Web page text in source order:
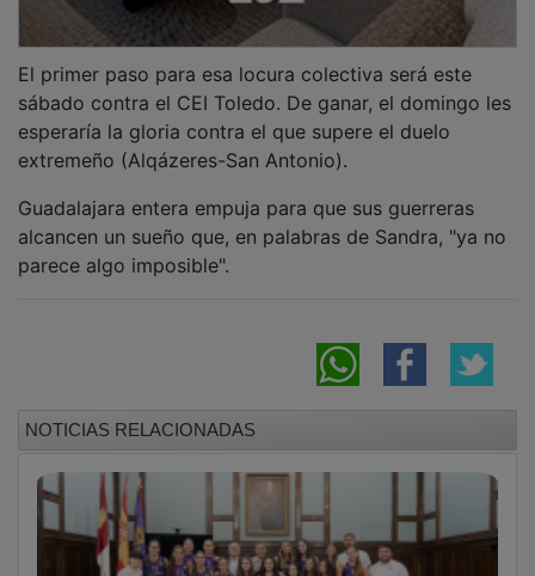
Marco Campos recibe en la Diputación a los
equipos femeninos del Guadalajara Basket
campeones en sus respectivas categorías